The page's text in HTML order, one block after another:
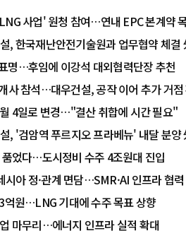
사업' 원청 참여…연내 EPC 본계약
, 한국재난안전기술원과 업무협약 체결
명…후임에 이강석 대외협력단장 추천
사 참석…대우건설, 공작 이어 추가 거
4일로 변경…"결산 취합에 시간 필요"
, '검암역 푸르지오 프라베뉴' 내달 분양
었다…도시정비 수주 4조원대 진입
아 정·관계 면담…SMR·AI 인프라 협
억원…LNG 기대에 수주 목표 상향
마무리…에너지 인프라 실적 확대